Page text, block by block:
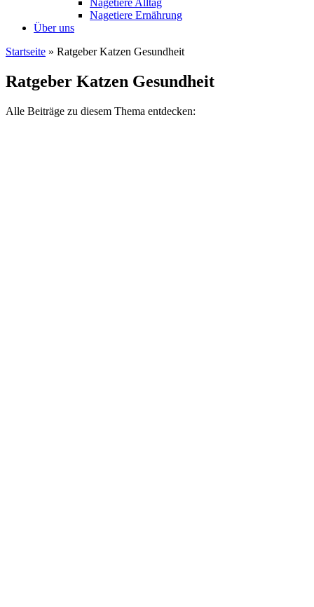
Nagetiere Ernährung
Über uns
Startseite » Ratgeber Katzen Gesundheit
Ratgeber Katzen Gesundheit
Alle Beiträge zu diesem Thema entdecken: